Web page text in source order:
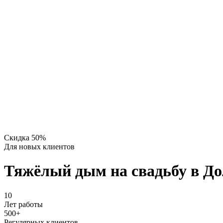
Скидка 50%
Для новых клиентов
Тяжёлый дым на свадьбу в
10
Лет работы
500+